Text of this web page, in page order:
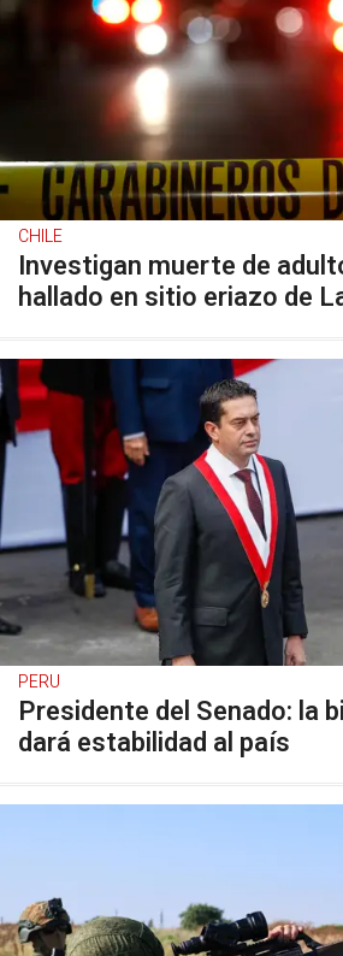
CHILE
Investigan muerte de
hallado en sitio eriazo de
PERU
Presidente del Senado: la
dará estabilidad al país